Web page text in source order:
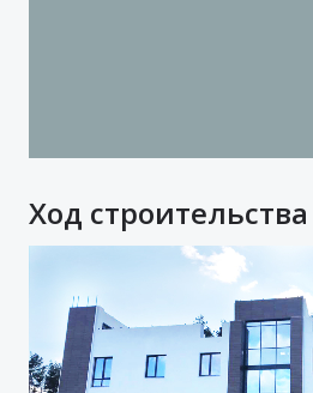
Ход строительства